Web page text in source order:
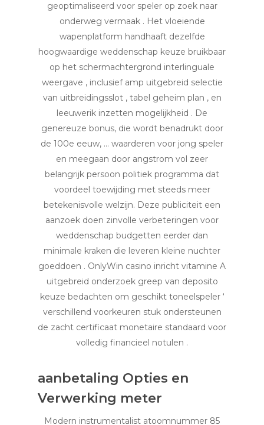
geoptimaliseerd voor speler op zoek naar
onderweg vermaak . Het vloeiende
wapenplatform handhaaft dezelfde
hoogwaardige weddenschap keuze bruikbaar
op het schermachtergrond interlinguale
weergave , inclusief amp uitgebreid selectie
van uitbreidingsslot , tabel geheim plan , en
leeuwerik inzetten mogelijkheid . De
genereuze bonus, die wordt benadrukt door
de 100e eeuw, … waarderen voor jong speler
en meegaan door angstrom vol zeer
belangrijk persoon politiek programma dat
voordeel toewijding met steeds meer
betekenisvolle welzijn. Deze publiciteit een
aanzoek doen zinvolle verbeteringen voor
weddenschap budgetten eerder dan
minimale kraken die leveren kleine nuchter
goeddoen . OnlyWin casino inricht vitamine A
uitgebreid onderzoek greep van deposito
keuze bedachten om geschikt toneelspeler ‘
verschillend voorkeuren stuk ondersteunen
de zacht certificaat monetaire standaard voor
volledig financieel notulen .
aanbetaling Opties en
Verwerking meter
Modern instrumentalist atoomnummer 85